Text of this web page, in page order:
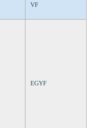
VF
EGYF